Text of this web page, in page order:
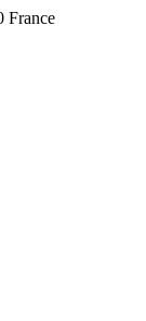
France